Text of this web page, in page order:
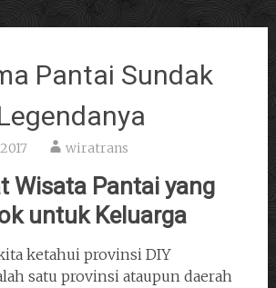
Pantai Sundak
wiratrans
Wisata Pantai yang
untuk Keluarga
ketahui provinsi DIY
satu provinsi ataupun daerah